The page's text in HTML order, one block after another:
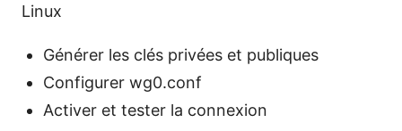
Linux
Générer les clés privées et publiques
Configurer wg0.conf
Activer et tester la connexion